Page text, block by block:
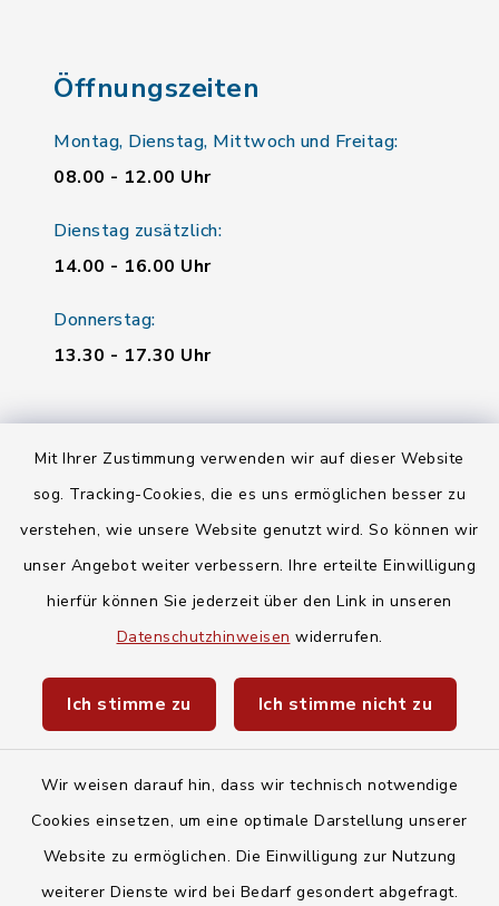
Mit Ihrer Zustimmung verwenden wir auf dieser Website
sog. Tracking-Cookies, die es uns ermöglichen besser zu
verstehen, wie unsere Website genutzt wird. So können wir
unser Angebot weiter verbessern. Ihre erteilte Einwilligung
hierfür können Sie jederzeit über den Link in unseren
Datenschutzhinweisen widerrufen.
Ich stimme zu Ich stimme nicht zu
Wir weisen darauf hin, dass wir technisch notwendige
Cookies einsetzen, um eine optimale Darstellung unserer
Website zu ermöglichen. Die Einwilligung zur Nutzung
weiterer Dienste wird bei Bedarf gesondert abgefragt.
Öffnungszeiten
Montag, Dienstag, Mittwoch und Freitag:
08.00 - 12.00 Uhr
Dienstag zusätzlich:
14.00 - 16.00 Uhr
Donnerstag:
13.30 - 17.30 Uhr
Quicklinks
Landratsamt Regensburg
Energiemonitor
Baby- und Kindersitterdienst
Unwetterwarnungen des Deutschen
Wetterdiensts